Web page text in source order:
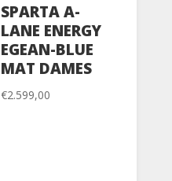
SPARTA A-
LANE ENERGY
EGEAN-BLUE
MAT DAMES
€2.599,00